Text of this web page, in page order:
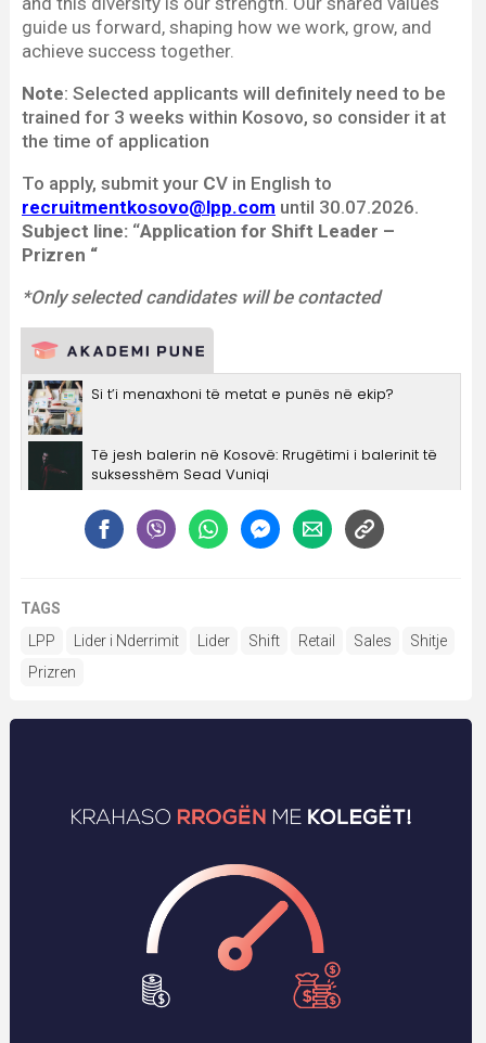
TAGS
LPP
Lider i Nderrimit Lider Shift Retail Sales
Shitje
Prizren